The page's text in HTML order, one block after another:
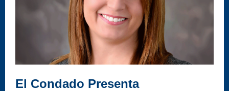
El Condado Presenta